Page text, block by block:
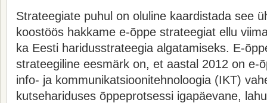
Strateegiate puhul on oluline kaardistada see
koostöös hakkame e-õppe strateegiat ellu
ka Eesti haridusstrateegia algatamiseks. E-
strateegiline eesmärk on, et aastal 2012 on e-
info- ja kommunikatsioonitehnoloogia (IKT)
kutsehariduses õppeprotsessi igapäevane,